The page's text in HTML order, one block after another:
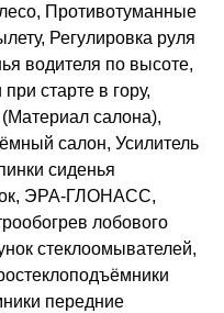
Противотуманные
Регулировка руля
водителя по высоте,
старте в гору,
салона),
салон, Усилитель
сиденья
ЭРА-ГЛОНАСС,
лобового
стеклоомывателей,
передние